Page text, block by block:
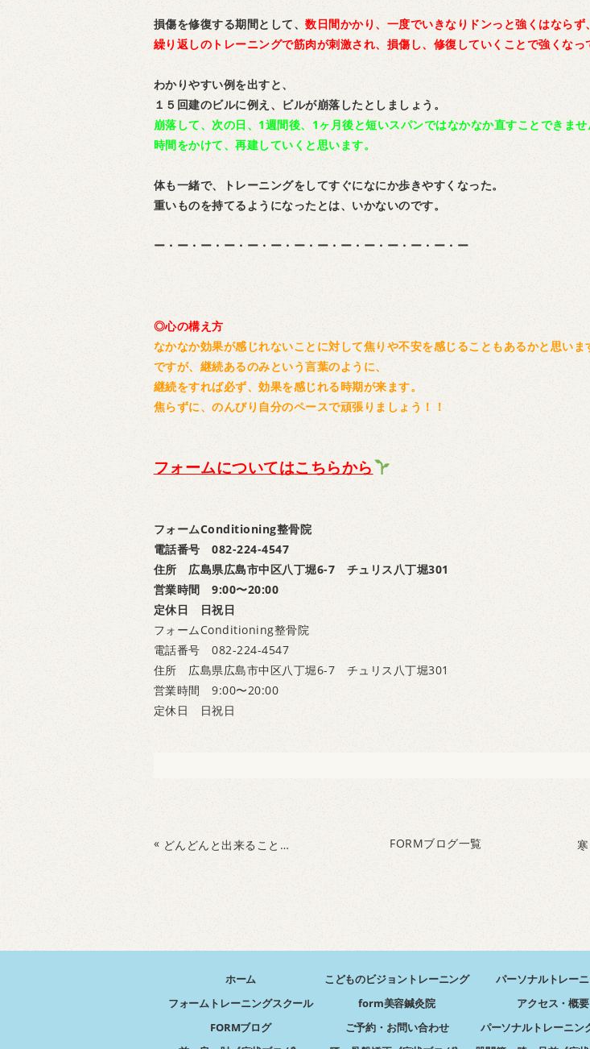
損傷を修復する期間として、数日間かかり、一度でいきなりドンっと強くはならず、
繰り返しのトレーニングで筋肉が刺激され、損傷し、修復していくことで強くなっ
わかりやすい例を出すと、
１５回建のビルに例え、ビルが崩落したとしましょう。
崩落して、次の日、1週間後、1ヶ月後と短いスパンではなかなか直すことできませ
時間をかけて、再建していくと思います。
体も一緒で、トレーニングをしてすぐになにか歩きやすくなった。
重いものを持てるようになったとは、いかないのです。
ー・ー・ー・ー・ー・ー・ー・ー・ー・ー・ー・ー・ー・ー
◎心の構え方
なかなか効果が感じれないことに対して焦りや不安を感じることもあるかと思いま
ですが、継続あるのみという言葉のように、
継続をすれば必ず、効果を感じれる時期が来ます。
焦らずに、のんびり自分のペースで頑張りましょう！！
フォームについてはこちらから
フォームConditioning整骨院
電話番号 082-224-4547
住所 広島県広島市中区八丁堀6-7 チュリス八丁堀301
営業時間 9:00〜20:00
定休日 日祝日
フォームConditioning整骨院
電話番号 082-224-4547
住所 広島県広島市中区八丁堀6-7 チュリス八丁堀301
営業時間 9:00〜20:00
定休日 日祝日
« どんどんと出来ることが増えてきました FORMブログ一覧
ホーム こどものビジョントレーニング パーソナルトレー
フォームトレーニングスクール
form美容鍼灸院 アクセス・概要
FORMブログ
ご予約・お問い合わせ パーソナルトレーニン